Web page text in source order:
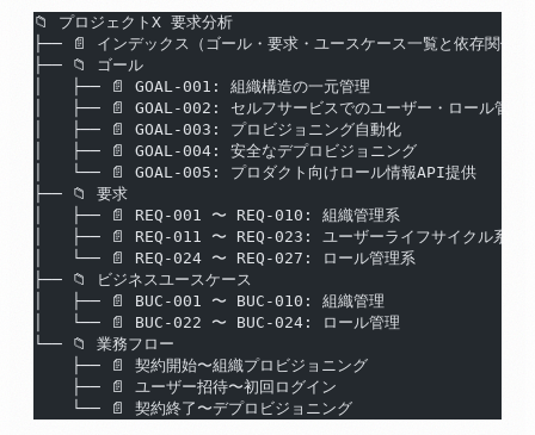
📁 プロジェクトX 要求分析
├── 📄 インデックス（ゴール・要求・ユースケース一覧と依存関係）
├── 📁 ゴール
│   ├── 📄 GOAL-001: 組織構造の一元管理
│   ├── 📄 GOAL-002: セルフサービスでのユーザー・ロール管理
│   ├── 📄 GOAL-003: プロビジョニング自動化
│   ├── 📄 GOAL-004: 安全なデプロビジョニング
│   └── 📄 GOAL-005: プロダクト向けロール情報API提供
├── 📁 要求
│   ├── 📄 REQ-001 〜 REQ-010: 組織管理系
│   ├── 📄 REQ-011 〜 REQ-023: ユーザーライフサイクル系
│   └── 📄 REQ-024 〜 REQ-027: ロール管理系
├── 📁 ビジネスユースケース
│   ├── 📄 BUC-001 〜 BUC-010: 組織管理
│   └── 📄 BUC-022 〜 BUC-024: ロール管理
└── 📁 業務フロー
    ├── 📄 契約開始〜組織プロビジョニング
    ├── 📄 ユーザー招待〜初回ログイン
    └── 📄 契約終了〜デプロビジョニング